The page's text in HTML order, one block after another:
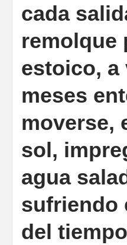
cada
remolque
estoico, a
meses
moverse,
sol,
agua
sufriendo
del